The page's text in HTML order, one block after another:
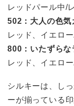
レッドパール中/
502：大人の色
レッド、イエロ
800：いたずら
レッド、イエロ
シルキーは、し
ーが揃っている印